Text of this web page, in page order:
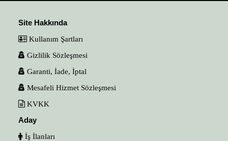
Site Hakkında
Kullanım Şartları
Gizlilik Sözleşmesi
Garanti, İade, İptal
Mesafeli Hizmet Sözleşmesi
KVKK
Aday
İş İlanları